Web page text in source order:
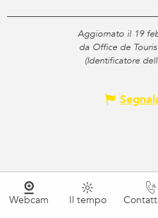
Aggiornato il 19
da Office de
(Identificatore
Webcam Il tempo